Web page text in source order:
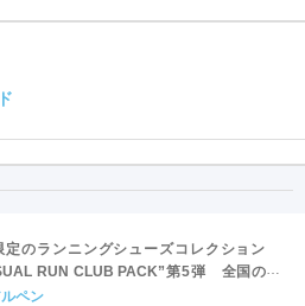
定のランニングシューズコレクション
RUN CLUB PACK”第5弾 全国のス
アルペンにて7/31(金)発売
ペン